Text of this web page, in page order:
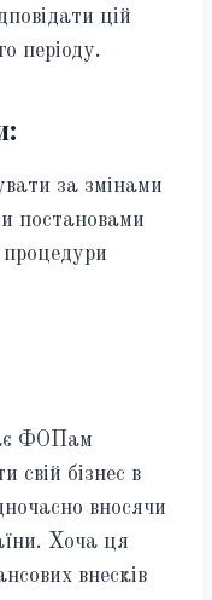
цій
періоду.
за змінами
постановами
процедури
ФОПам
свій бізнес в
вносячи
Хоча ця
внесків